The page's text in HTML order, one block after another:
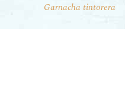
Garnacha tintorera